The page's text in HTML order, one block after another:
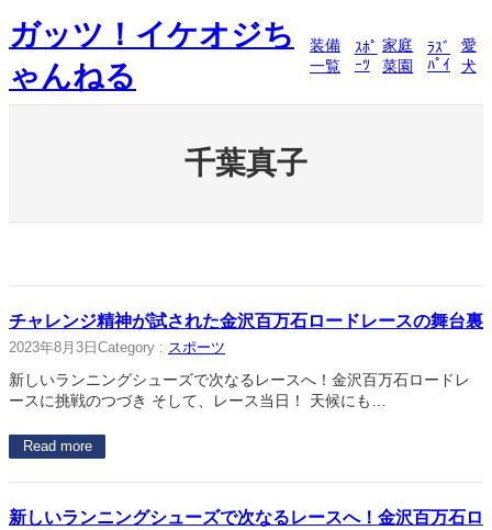
容
ス
キ
ガッツ！イケオジち
ゃんねる
装備
一覧
ｽﾎﾟ
ｰﾂ
家庭
菜園
ﾗｽﾞ
ﾊﾟｲ
愛
犬
千葉真子
チャレンジ精神が試された金沢百万石ロードレースの舞台裏
2023年8月3日 Category : スポーツ
新しいランニングシューズで次なるレースへ！金沢百万石ロードレ
ースに挑戦のつづき そして、レース当日！ 天候にも…
Read more
新しいランニングシューズで次なるレースへ！金沢百万石ロ